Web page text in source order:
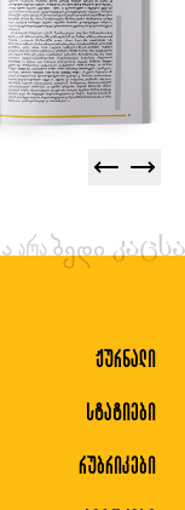
ჟურნალი
სტატიები
რუბრიკები